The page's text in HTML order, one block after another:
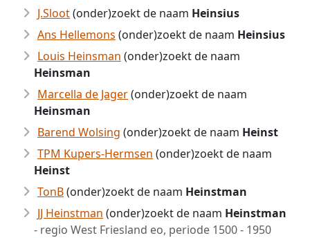
J.Sloot(onder)zoekt de naam Heinsius
Ans Hellemons (onder)zoekt de naam Heinsius
Louis Heinsman (onder)zoekt de naam
Heinsman
Marcella de Jager(onder)zoekt de naam
Heinsman
Barend Wolsing (onder)zoekt de naam Heinst
TPM Kupers-Hermsen (onder)zoekt de naam
Heinst
TonB(onder)zoekt de naam Heinstman
JJ Heinstman (onder)zoekt de naam Heinstman
- regio West Friesland eo, periode 1500 - 1950